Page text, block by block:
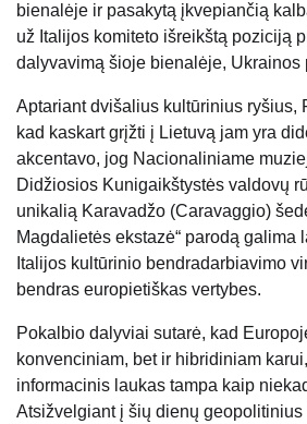
bienalėje ir pasakytą įkvepiančią
už Italijos komiteto išreikštą poziciją
dalyvavimą šioje bienalėje, Ukrainos
Aptariant dvišalius kultūrinius ryšius,
kad kaskart grįžti į Lietuvą jam yra
akcentavo, jog Nacionaliniame
Didžiosios Kunigaikštystės valdovų
unikalią Karavadžo (Caravaggio)
Magdalietės ekstazė“ parodą galima
Italijos kultūrinio bendradarbiavimo
bendras europietiškas vertybes.
Pokalbio dalyviai sutarė, kad
konvenciniam, bet ir hibridiniam
informacinis laukas tampa kaip
Atsižvelgiant į šių dienų